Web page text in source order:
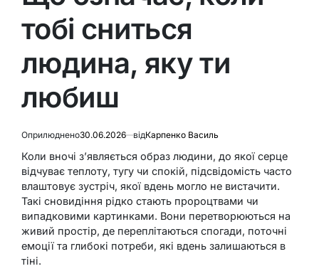
тобі сниться
людина, яку ти
любиш
Оприлюднено30.06.2026 відКарпенко Василь
Коли вночі з’являється образ людини, до якої серце
відчуває теплоту, тугу чи спокій, підсвідомість часто
влаштовує зустріч, якої вдень могло не вистачити.
Такі сновидіння рідко стають пророцтвами чи
випадковими картинками. Вони перетворюються на
живий простір, де переплітаються спогади, поточні
емоції та глибокі потреби, які вдень залишаються в
тіні.